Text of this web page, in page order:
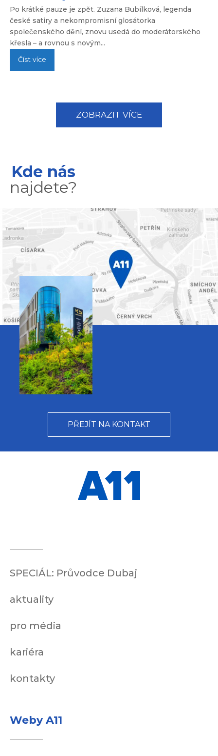
Po krátké pauze je zpět. Zuzana Bubílková, legenda
české satiry a nekompromisní glosátorka
společenského dění, znovu usedá do moderátorského
křesla – a rovnou s novým...
Číst více
ZOBRAZIT VÍCE
Kde nás
najdete?
PŘEJÍT NA KONTAKT
SPECIÁL: Průvodce Dubaj
aktuality
pro média
kariéra
kontakty
Weby A11